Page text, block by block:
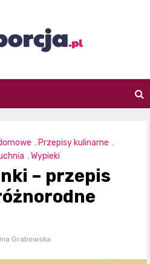
, Przepisy kulinarne ,
,Wypieki
– przepis
Grabowska